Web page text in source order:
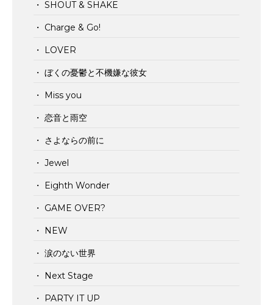
・ SHOUT & SHAKE
・ Charge & Go!
・ LOVER
・ ぼくの憂鬱と不機嫌な彼女
・ Miss you
・ 恋音と雨空
・ さよならの前に
・ Jewel
・ Eighth Wonder
・ GAME OVER?
・ NEW
・ 涙のない世界
・ Next Stage
・ PARTY IT UP